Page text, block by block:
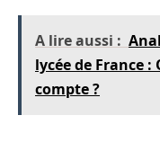
A lire aussi :
lycée de France
compte ?